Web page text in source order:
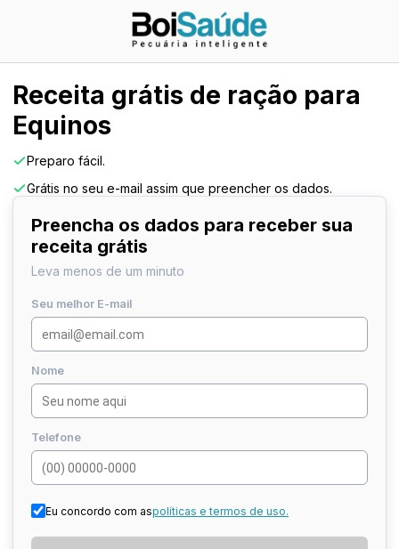
Receita grátis de ração para
Equinos
Preparo fácil.
Grátis no seu e-mail assim que preencher os dados.
Preencha os dados para receber sua
receita grátis
Leva menos de um minuto
Seu melhor E-mail
Nome
Telefone
Eu concordo com aspolíticas e termos de uso.